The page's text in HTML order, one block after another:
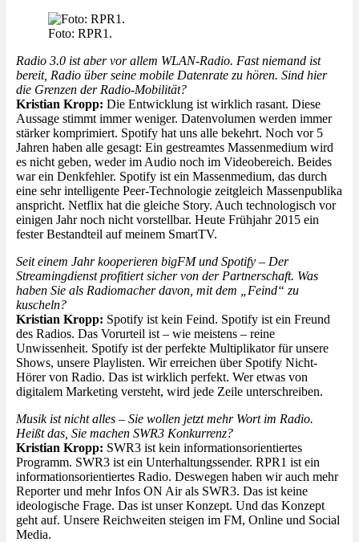
Foto: RPR1.
Radio 3.0 ist aber vor allem WLAN-Radio. Fast niemand ist
bereit, Radio über seine mobile Datenrate zu hören. Sind hier
die Grenzen der Radio-Mobilität?
Kristian Kropp: Die Entwicklung ist wirklich rasant. Diese
Aussage stimmt immer weniger. Datenvolumen werden immer
stärker komprimiert. Spotify hat uns alle bekehrt. Noch vor 5
Jahren haben alle gesagt: Ein gestreamtes Massenmedium wird
es nicht geben, weder im Audio noch im Videobereich. Beides
war ein Denkfehler. Spotify ist ein Massenmedium, das durch
eine sehr intelligente Peer-Technologie zeitgleich Massenpublika
anspricht. Netflix hat die gleiche Story. Auch technologisch vor
einigen Jahr noch nicht vorstellbar. Heute Frühjahr 2015 ein
fester Bestandteil auf meinem SmartTV.
Seit einem Jahr kooperieren bigFM und Spotify – Der
Streamingdienst profitiert sicher von der Partnerschaft. Was
haben Sie als Radiomacher davon, mit dem „Feind“ zu
kuscheln?
Kristian Kropp: Spotify ist kein Feind. Spotify ist ein Freund
des Radios. Das Vorurteil ist – wie meistens – reine
Unwissenheit. Spotify ist der perfekte Multiplikator für unsere
Shows, unsere Playlisten. Wir erreichen über Spotify Nicht-
Hörer von Radio. Das ist wirklich perfekt. Wer etwas von
digitalem Marketing versteht, wird jede Zeile unterschreiben.
Musik ist nicht alles – Sie wollen jetzt mehr Wort im Radio.
Heißt das, Sie machen SWR3 Konkurrenz?
Kristian Kropp: SWR3 ist kein informationsorientiertes
Programm. SWR3 ist ein Unterhaltungssender. RPR1 ist ein
informationsorientiertes Radio. Deswegen haben wir auch mehr
Reporter und mehr Infos ON Air als SWR3. Das ist keine
ideologische Frage. Das ist unser Konzept. Und das Konzept
geht auf. Unsere Reichweiten steigen im FM, Online und Social
Media.